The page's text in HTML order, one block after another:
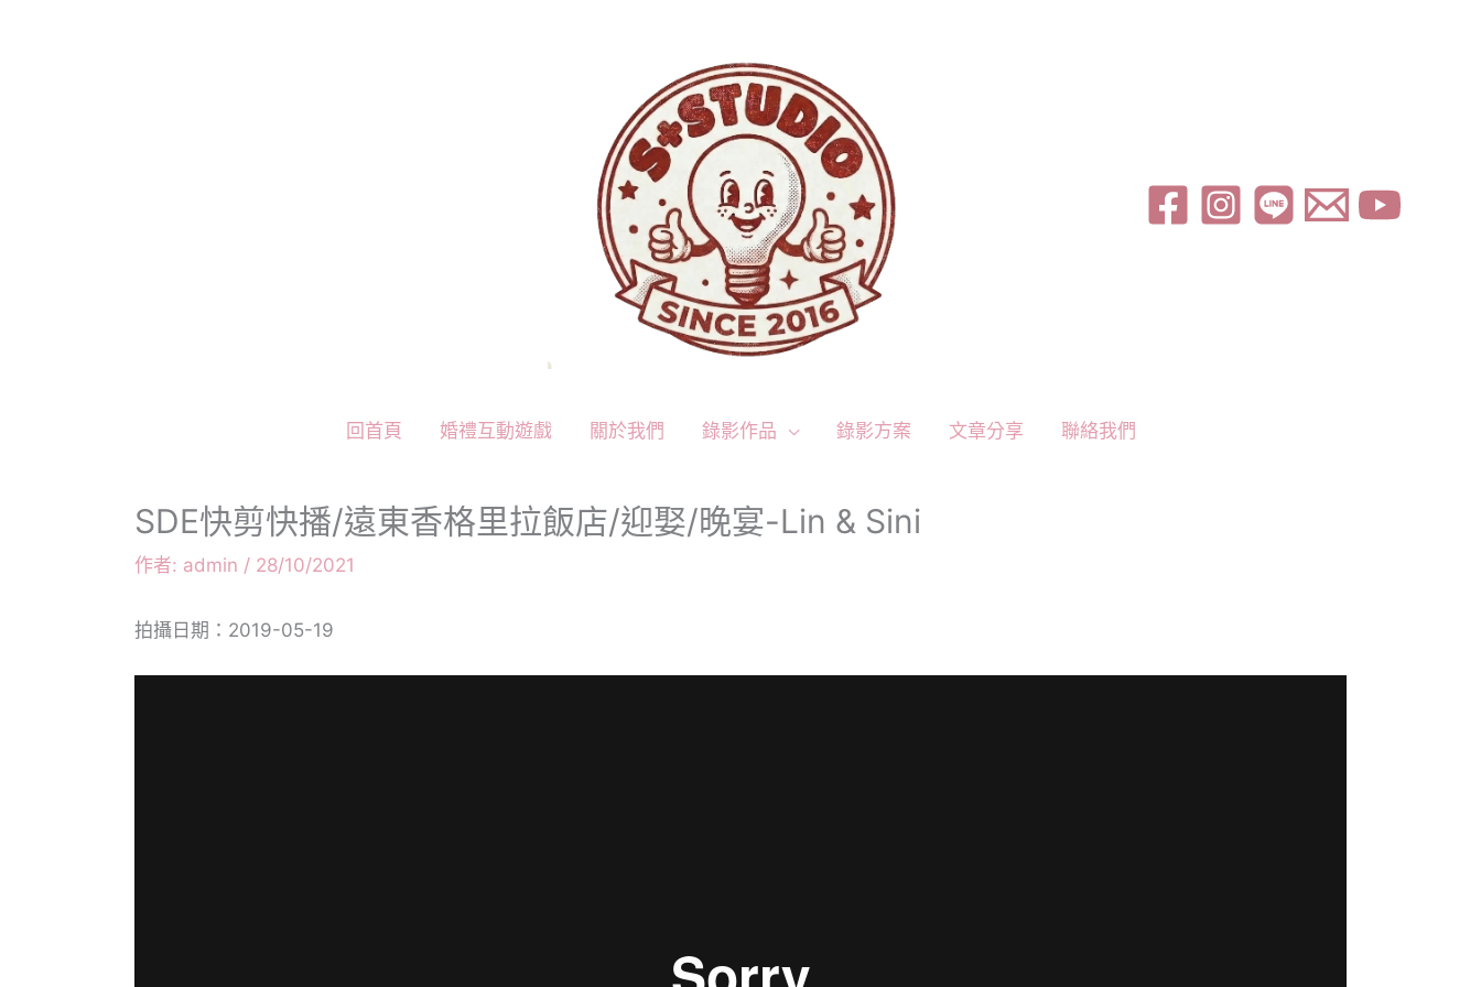
回首頁 婚禮互動遊戲 關於我們 錄影作品 錄影方案 文章分享 聯絡我們
SDE快剪快播/遠東香格里拉飯店/迎娶/晚宴-Lin & Sini
作者: admin / 28/10/2021
拍攝日期：2019-05-19